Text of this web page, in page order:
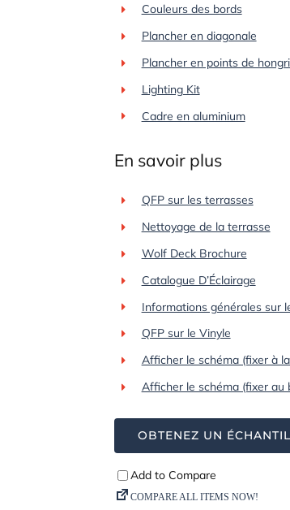
Couleurs des bords
Plancher en diagonale
Plancher en points de
Lighting Kit
Cadre en aluminium
En savoir plus
QFP sur les terrasses
Nettoyage de la terrasse
Wolf Deck Brochure
Catalogue D’Éclairage
Informations générales sur
QFP sur le Vinyle
Afficher le schéma (fixer à
Afficher le schéma (fixer au
OBTENEZ UN